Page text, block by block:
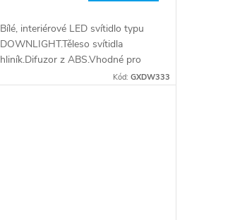
Bílé, interiérové LED svítidlo typu
DOWNLIGHT.Těleso svítidla
hliník.Difuzor z ABS.Vhodné pro
Kód: GXDW333